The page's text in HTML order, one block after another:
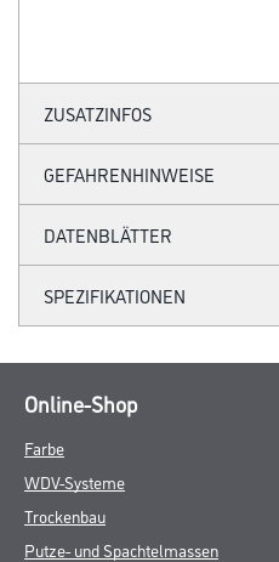
ZUSATZINFOS
GEFAHRENHINWEISE
DATENBLÄTTER
SPEZIFIKATIONEN
Online-Shop
Farbe
WDV-Systeme
Trockenbau
Putze- und Spachtelmassen